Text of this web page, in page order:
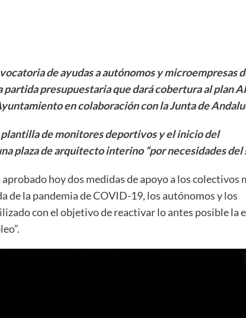
de ayudas a autónomos y microempresas
presupuestaria que dará cobertura al plan
en colaboración con la Junta de
de monitores deportivos y el inicio del
plaza de arquitecto interino “por necesidades del
hoy dos medidas de apoyo a los colectivos
de la pandemia de COVID-19, los autónomos y los
con el objetivo de reactivar lo antes posible la